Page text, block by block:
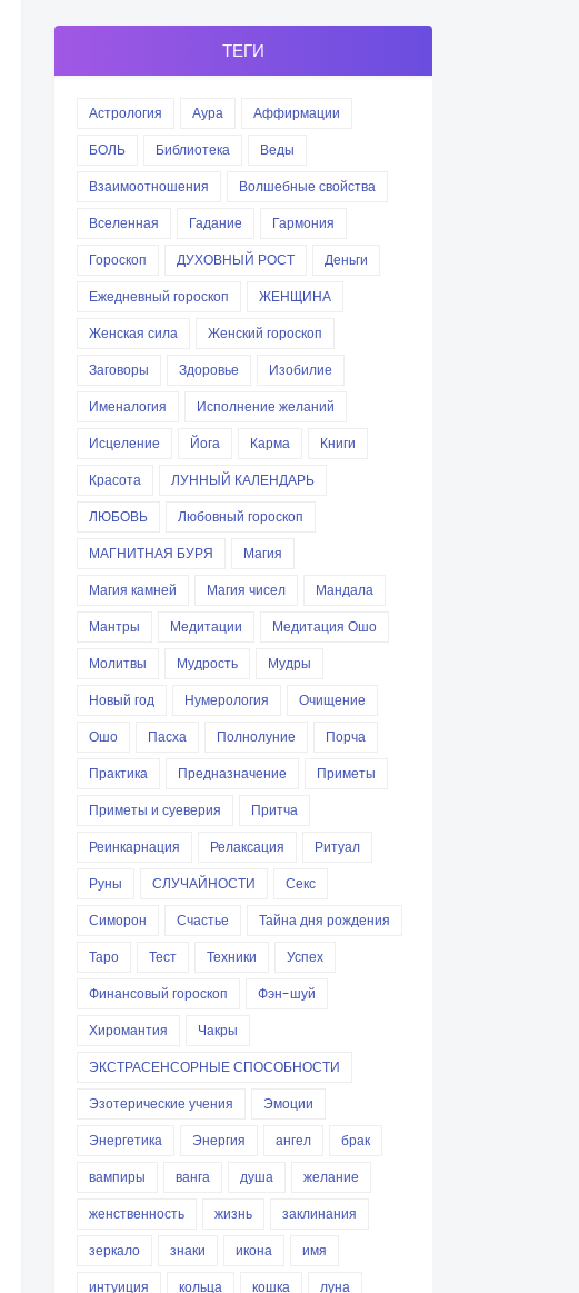
ТЕГИ
Астрология Аура
Аффирмации
БОЛЬ
Библиотека
Веды
Взаимоотношения
Волшебные свойства
Вселенная
Гадание
Гармония
Гороскоп
ДУХОВНЫЙ РОСТ
Деньги
Ежедневный гороскоп
ЖЕНЩИНА
Женская сила
Женский гороскоп
Заговоры
Здоровье
Изобилие
Именалогия
Исполнение желаний
Исцеление
Йога Карма
Книги
Красота
ЛУННЫЙ КАЛЕНДАРЬ
ЛЮБОВЬ
Любовный гороскоп
МАГНИТНАЯ БУРЯ
Магия
Магия камней
Магия чисел
Мандала
Мантры
Медитации
Медитация Ошо
Молитвы
Мудрость
Мудры
Новый год
Нумерология
Очищение
Ошо
Пасха Полнолуние
Порча
Практика
Предназначение
Приметы
Приметы и суеверия
Притча
Реинкарнация
Релаксация
Ритуал
Руны
СЛУЧАЙНОСТИ
Секс
Симорон
Счастье
Тайна дня рождения
Таро
Тест Техники
Успех
Финансовый гороскоп
Фэн-шуй
Хиромантия
Чакры
ЭКСТРАСЕНСОРНЫЕ СПОСОБНОСТИ
Эзотерические учения
Эмоции
Энергетика
Энергия ангел
брак
вампиры
ванга душа
желание
женственность
жизнь
заклинания
зеркало
знаки икона
имя
интуиция
кольца кошка
луна